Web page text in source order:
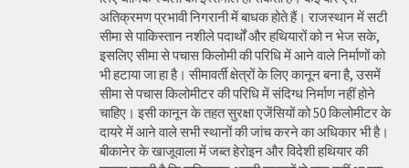
अतिक्रमण प्रभावी निगरानी में बाधक होते हैं। राजस्थान में सटी
सीमा से पाकिस्तान नशीले पदार्थों और हथियारों को न भेज सके,
इसलिए सीमा से पचास किलोमी की परिधि में आने वाले निर्माणों को
भी हटाया जा हा है। सीमावर्ती क्षेत्रों के लिए कानून बना है, उसमें
सीमा से पचास किलोमीटर की परिधि में संदिग्ध निर्माण नहीं होने
चाहिए। इसी कानून के तहत सुरक्षा एजेंसियों को 50 किलोमीटर के
दायरे में आने वाले सभी स्थानों की जांच करने का अधिकार भी है।
बीकानेर के खाजूवाला में जब्त हेरोइन और विदेशी हथियार की